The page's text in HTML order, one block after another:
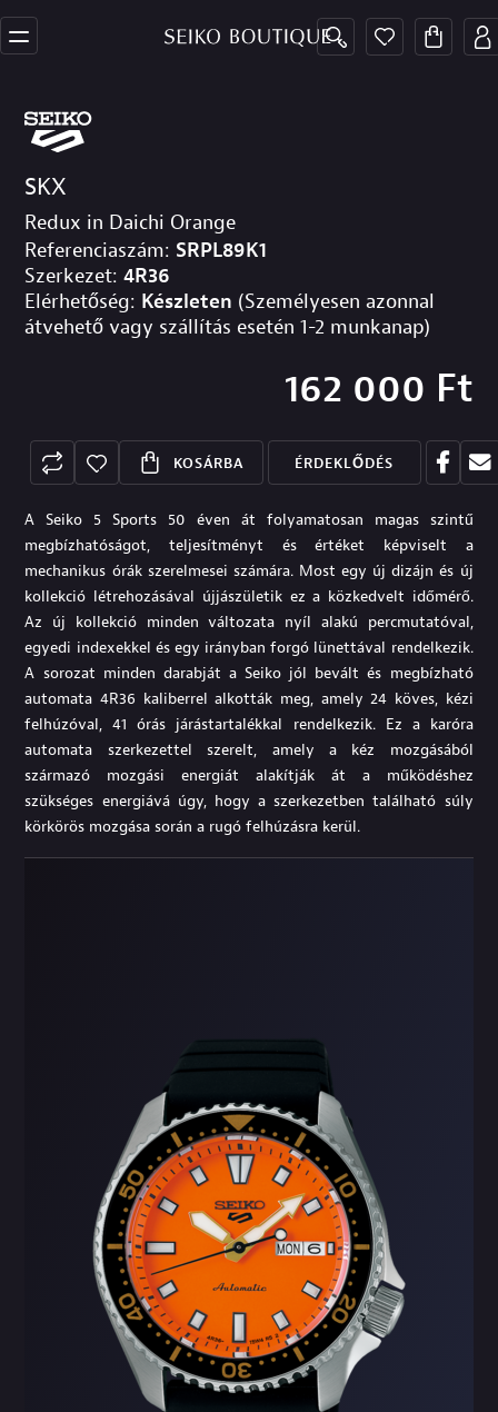
SKX
Redux in Daichi Orange
Referenciaszám: SRPL89K1
Szerkezet: 4R36
Elérhetőség: Készleten (Személyesen azonnal
átvehető vagy szállítás esetén 1-2 munkanap)
162 000 Ft
KOSÁRBA ÉRDEKLŐDÉS
A Seiko 5 Sports 50 éven át folyamatosan magas szintű
megbízhatóságot, teljesítményt és értéket képviselt a
mechanikus órák szerelmesei számára. Most egy új dizájn és új
kollekció létrehozásával újjászületik ez a közkedvelt időmérő.
Az új kollekció minden változata nyíl alakú percmutatóval,
egyedi indexekkel és egy irányban forgó lünettával rendelkezik.
A sorozat minden darabját a Seiko jól bevált és megbízható
automata 4R36 kaliberrel alkották meg, amely 24 köves, kézi
felhúzóval, 41 órás járástartalékkal rendelkezik. Ez a karóra
automata szerkezettel szerelt, amely a kéz mozgásából
származó mozgási energiát alakítják át a működéshez
szükséges energiává úgy, hogy a szerkezetben található súly
körkörös mozgása során a rugó felhúzásra kerül.